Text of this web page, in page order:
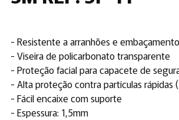
- Resistente a arranhões e embaçamento
- Viseira de policarbonato transparente
- Proteção facial para capacete de
- Alta proteção contra partículas rápidas
- Fácil encaixe com suporte
- Espessura: 1,5mm